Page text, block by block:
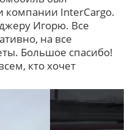
InterCargo.
Игорю. Все
на все
Большое спасибо!
кто хочет